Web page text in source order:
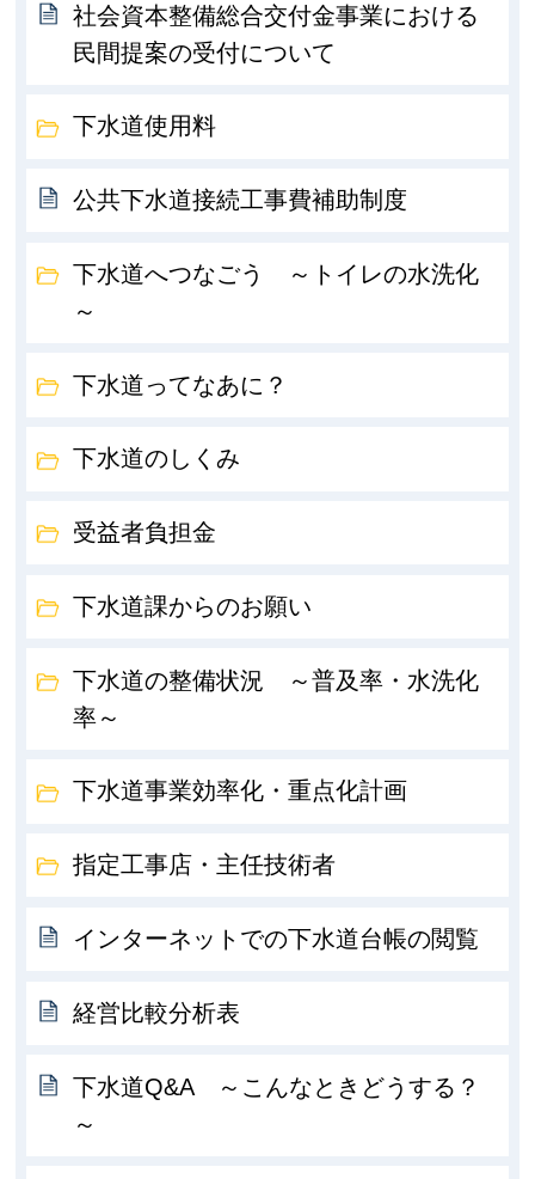
社会資本整備総合交付金事業における
民間提案の受付について
下水道使用料
公共下水道接続工事費補助制度
下水道へつなごう ～トイレの水洗化
～
下水道ってなあに？
下水道のしくみ
受益者負担金
下水道課からのお願い
下水道の整備状況 ～普及率・水洗化
率～
下水道事業効率化・重点化計画
指定工事店・主任技術者
インターネットでの下水道台帳の閲覧
経営比較分析表
下水道Q&A ～こんなときどうする？
～